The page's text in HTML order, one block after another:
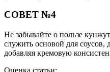
СОВЕТ №4
Не забывайте о пользе
служить основой для соусов,
добавляя кремовую
Оценка статьи: